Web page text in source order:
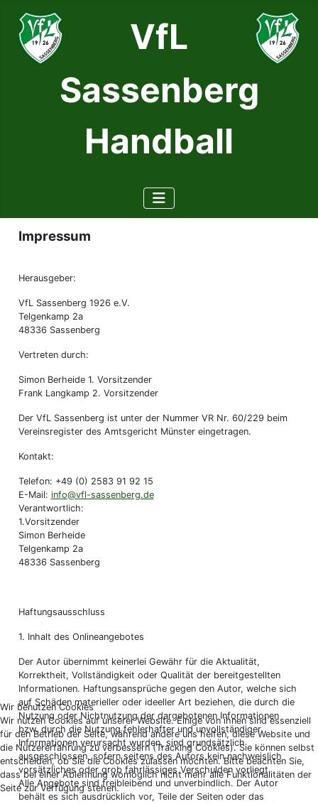
VfL
Sassenberg
Handball
Impressum
Herausgeber:
VfL Sassenberg 1926 e.V.
Telgenkamp 2a
48336 Sassenberg
Vertreten durch:
Simon Berheide 1. Vorsitzender
Frank Langkamp 2. Vorsitzender
Der VfL Sassenberg ist unter der Nummer VR Nr. 60/229 beim
Vereinsregister des Amtsgericht Münster eingetragen.
Kontakt:
Telefon: +49 (0) 2583 91 92 15
E-Mail: info@vfl-sassenberg.de
Verantwortlich:
1.Vorsitzender
Simon Berheide
Telgenkamp 2a
48336 Sassenberg
Haftungsausschluss
1. Inhalt des Onlineangebotes
Der Autor übernimmt keinerlei Gewähr für die Aktualität,
Korrektheit, Vollständigkeit oder Qualität der bereitgestellten
Informationen. Haftungsansprüche gegen den Autor, welche sich
auf Schäden materieller oder ideeller Art beziehen, die durch die
Nutzung oder Nichtnutzung der dargebotenen Informationen
bzw. durch die Nutzung fehlerhafter und unvollständiger
Informationen verursacht wurden, sind grundsätzlich
ausgeschlossen, sofern seitens des Autors kein nachweislich
vorsätzliches oder grob fahrlässiges Verschulden vorliegt.
Alle Angebote sind freibleibend und unverbindlich. Der Autor
behält es sich ausdrücklich vor, Teile der Seiten oder das
Wir benutzen Cookies
Wir nutzen Cookies auf unserer Website. Einige von ihnen sind essenziell
für den Betrieb der Seite, während andere uns helfen, diese Website und
die Nutzererfahrung zu verbessern (Tracking Cookies). Sie können selbst
entscheiden, ob Sie die Cookies zulassen möchten. Bitte beachten Sie,
dass bei einer Ablehnung womöglich nicht mehr alle Funktionalitäten der
Seite zur Verfügung stehen.